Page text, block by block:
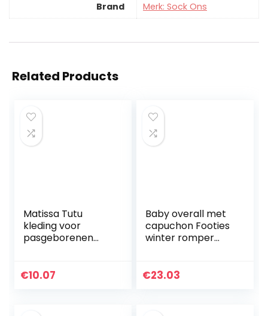
Brand Merk: Sock Ons
Related Products
Matissa Tutu
kleding voor
pasgeborenen
rood
€10.07
Baby overall met
capuchon Footies
winter romper
meisjes jongens
€23.03